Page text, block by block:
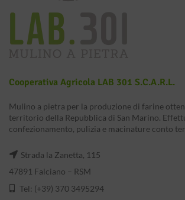
Cooperativa Agricola LAB 301 S.c.a.r.l.
Mulino a pietra per la produzione di farine
territorio della Repubblica di San Marino.
confezionamento, pulizia e macinature conto
Strada la Zanetta, 115
47891 Falciano – RSM
Tel: (+39) 370 3495294